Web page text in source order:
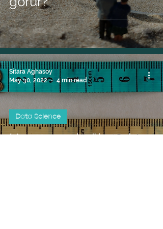
Hansı arşınla ölçmək
Data Science
Sitara Aghasoy
May 30, 2022
4 min read